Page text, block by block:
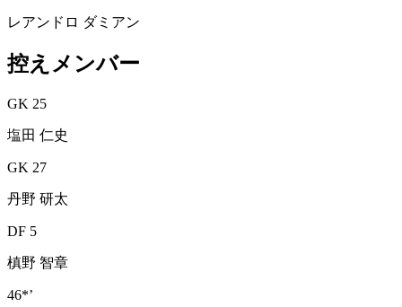
レアンドロ ダミアン
控えメンバー
GK 25
塩田 仁史
GK 27
丹野 研太
DF 5
槙野 智章
46*’